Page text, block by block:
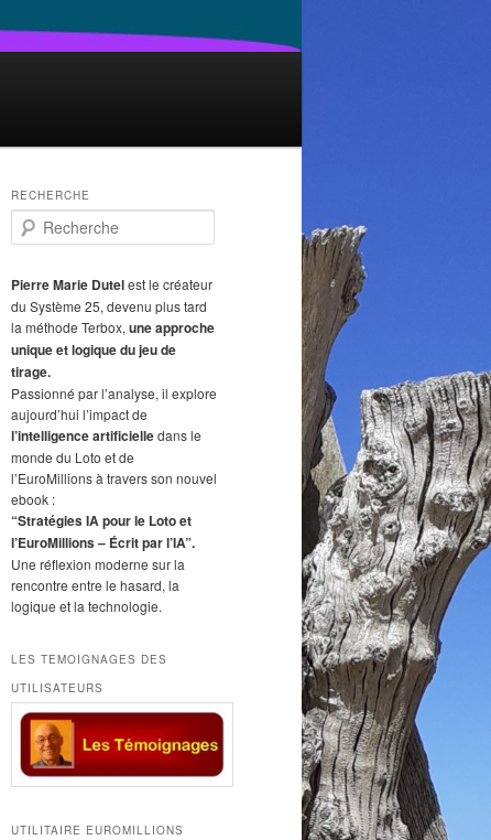
RECHERCHE
e
h
e
r
c
h
e
Pierre Marie Dutelest le créateur
du Système 25, devenu plus tard
la méthode Terbox, une approche
unique et logique du jeu de
tirage.
Passionné par l’analyse, il explore
aujourd’hui l’impact de
l’intelligence artificielledans le
monde du Loto et de
l’EuroMillions à travers son nouvel
ebook :
“Stratégies IA pour le Loto et
l’EuroMillions – Écrit par l’IA”.
Une réflexion moderne sur la
rencontre entre le hasard, la
logique et la technologie.
LES TEMOIGNAGES DES
UTILISATEURS
UTILITAIRE EUROMILLIONS